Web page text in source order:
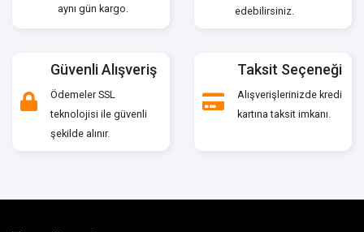
aynı gün kargo.
edebilirsiniz.
Güvenli Alışveriş
Ödemeler SSL
teknolojisi ile güvenli
şekilde alınır.
Taksit Seçeneği
Alışverişlerinizde kredi
kartına taksit imkanı.